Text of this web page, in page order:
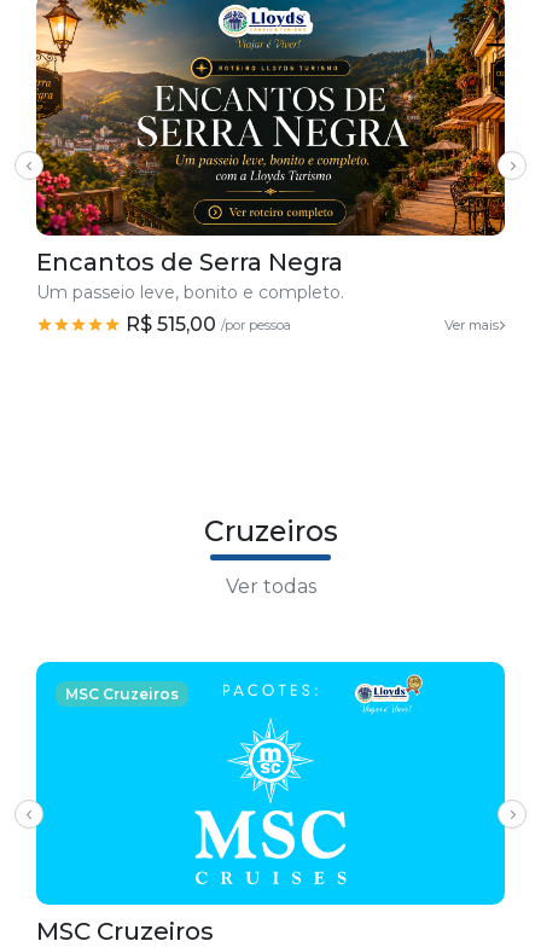
Encantos de Serra Negra
Um passeio leve, bonito e completo.
R$ 515,00 /por pessoa Ver mais
Cruzeiros
Ver todas
MSC Cruzeiros
MSC Cruzeiros